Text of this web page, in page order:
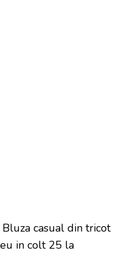
casual din tricot
in colt 25 la